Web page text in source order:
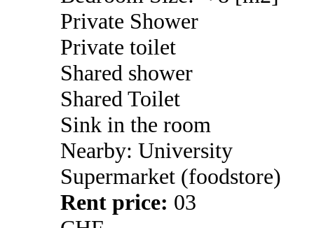
Private Shower
Private toilet
Shared shower
Shared Toilet
Sink in the room
Nearby: University
Supermarket (foodstore)
Rent price: 03